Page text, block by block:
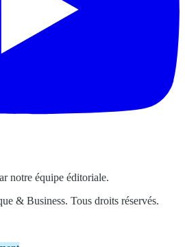
notre équipe éditoriale.
& Business. Tous droits réservés.